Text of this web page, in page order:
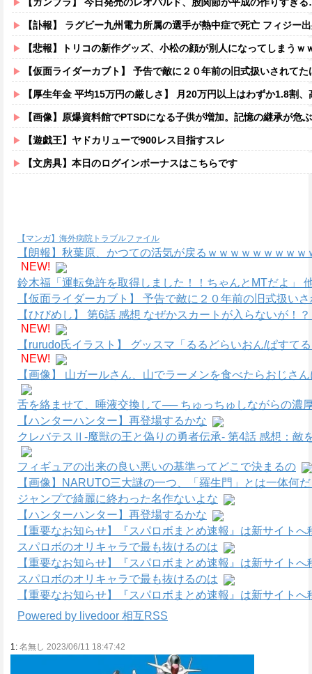
【訃報】 ラグビー九州電力所属の選手が熱中症で死亡 フィジー
【悲報】トリコの新作グッズ、小松の顔が別人になってしまうｗ
【仮面ライダーカブト】 予告で敵に２０年前の旧式扱いされて
【厚生年金 平均15万円の厳しさ】 月20万円以上はわずか1.8割、高
【画像】原爆資料館でPTSDになる子供が増加。記憶の継承が危
【遊戯王】ヤドカリューで900レス目指すスレ
【文房具】本日のログインボーナスはこちらです
【マンガ】海外病院トラブルファイル
【朗報】秋葉原、かつての活気が戻るｗｗｗｗｗｗｗｗ
NEW!
鈴木福「運転免許を取得しました！！ちゃんとMTだよ」
【仮面ライダーカブト】 予告で敵に２０年前の旧式扱い
【ひびめし】 第6話 感想 なぜかスカートが入らないが！
NEW!
【rurudo氏イラスト】 グッスマ「るるどらいおん/ぱすて
NEW!
【画像】 山ガールさん、山でラーメンを食べたらおじさ
舌を絡ませて、唾液交換して── ちゅっちゅしながらの濃
【ハンターハンター】再登場するかな
クレバテスⅡ-魔獣の王と偽りの勇者伝承- 第4話 感想：敵
フィギュアの出来の良い悪いの基準ってどこで決まるの
【画像】NARUTO三大謎の一つ、「羅生門」とは一体何
ジャンプで綺麗に終わった名作ないよな
【ハンターハンター】再登場するかな
【重要なお知らせ】『スパロボまとめ速報』は新サイトへ
スパロボのオリキャラで最も抜けるのは
【重要なお知らせ】『スパロボまとめ速報』は新サイトへ
スパロボのオリキャラで最も抜けるのは
【重要なお知らせ】『スパロボまとめ速報』は新サイトへ
Powered by livedoor 相互RSS
1: 名無し 2023/06/11 18:47:42